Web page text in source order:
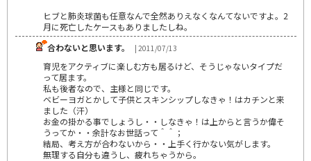
ヒブと肺炎球菌も任意なんで全然ありえなくなんてないですよ。2
月に死亡したケースもありましたしね。
合わないと思います。
| 2011/07/13
育児をアクティブに楽しむ方も居るけど、そうじゃないタイプだ
って居ます。
私も後者なので、主様と同じです。
ベビーヨガとかして子供とスキンシップしなきゃ！はカチンと来
ました（汗）
お金の掛かる事でしょうし・・しなきゃ！は上からと言うか偉そ
うってか・・余計なお世話って＾＾；
結局、考え方が合わないから・・上手く行かない気がします。
無理する自分も違うし、疲れちゃうから。